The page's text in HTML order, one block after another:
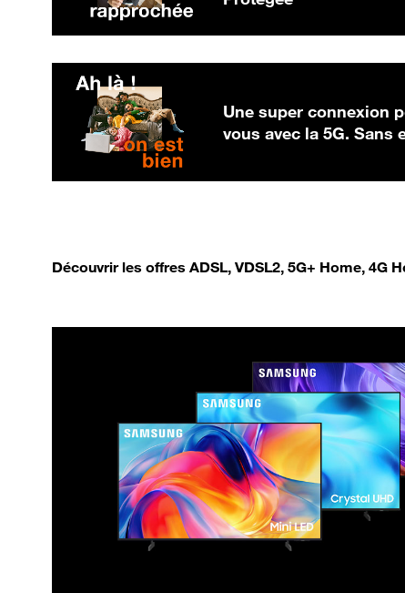
Une super connexion
vous avec la 5G. Sans
Découvrir les offres ADSL, VDSL2, 5G+ Home, 4G